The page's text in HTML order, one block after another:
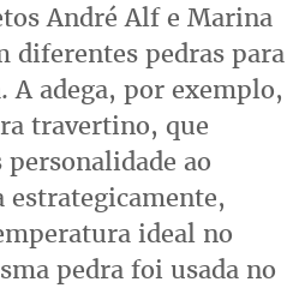
André Alf e Marina
diferentes pedras para
A adega, por exemplo,
travertino, que
ao
estrategicamente,
ideal no
pedra foi usada no